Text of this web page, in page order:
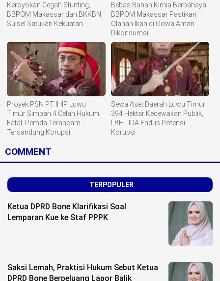
Keroyokan Cegah Stunting,
BBPOM Makassar dan BKKBN
Sulsel Satukan Kekuatan
Bebas Bahan Kimia Berbahaya!
BBPOM Makassar Pastikan
Olahan Ikan di Gowa Aman
Dikonsumsi
Proyek PSN PT IHIP Luwu
Timur Simpan 4 Celah Hukum
Fatal, Pemda Terancam
Tersandung Korupsi
Sewa Aset Daerah Luwu Timur
394 Hektar Kecewakan Publik,
LBH LIRA Endus Potensi
Korupsi
COMMENT
TERPOPULER
Ketua DPRD Bone Klarifikasi Soal
Lemparan Kue ke Staf PPPK
Saksi Lemah, Praktisi Hukum Sebut Ketua
DPRD Bone Berpeluang Lapor Balik